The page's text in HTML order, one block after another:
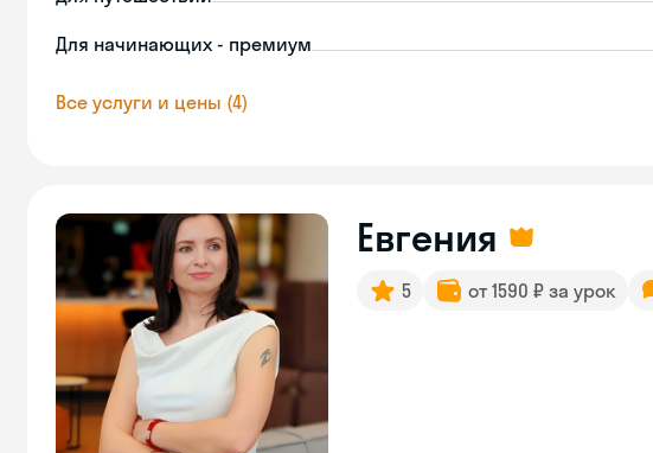
Для начинающих - премиум
Все услуги и цены (4)
Евгения
5 от 1590 ₽ за урок